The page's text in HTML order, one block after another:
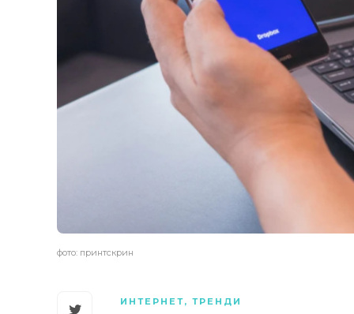
фото: принтскрин
ИНТЕРНЕТ, ТРЕНДИ